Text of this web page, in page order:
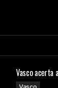
Vasco acerta